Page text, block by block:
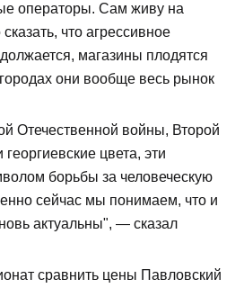
операторы. Сам живу на
что агрессивное
магазины плодятся
они вообще весь рынок
Отечественной войны, Второй
цвета, эти
борьбы за человеческую
сейчас мы понимаем, что и
актуальны", — сказал
сравнить цены Павловский